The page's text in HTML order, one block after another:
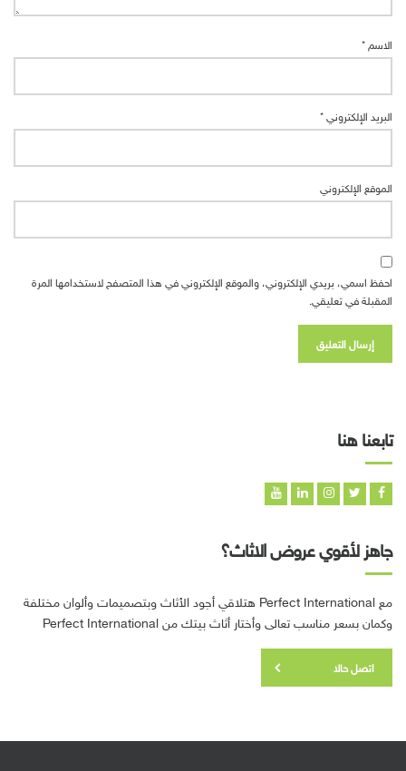
الاسم *
البريد الإلكتروني *
الموقع الإلكتروني
احفظ اسمي، بريدي الإلكتروني، والموقع الإلكتروني في هذا المتصفح لاستخدامها المرة
المقبلة في تعليقي.
تابعنا هنا
جاهز لأقوي عروض الاثاث؟
مع Perfect International هتلاقي أجود الأثاث وبتصميمات وألوان مختلفة
وكمان بسعر مناسب تعالى وأختار أثاث بيتك من Perfect International
اتصل حالا